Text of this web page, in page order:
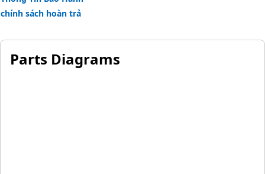
chính sách hoàn trả
Parts Diagrams